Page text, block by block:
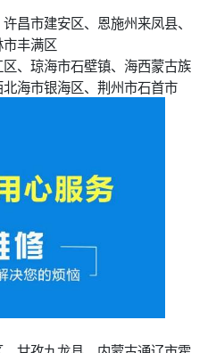
昌市建安区、恩施州来凤县、
丰满区
、琼海市石壁镇、海西蒙古族
海市银海区、荆州市石首市